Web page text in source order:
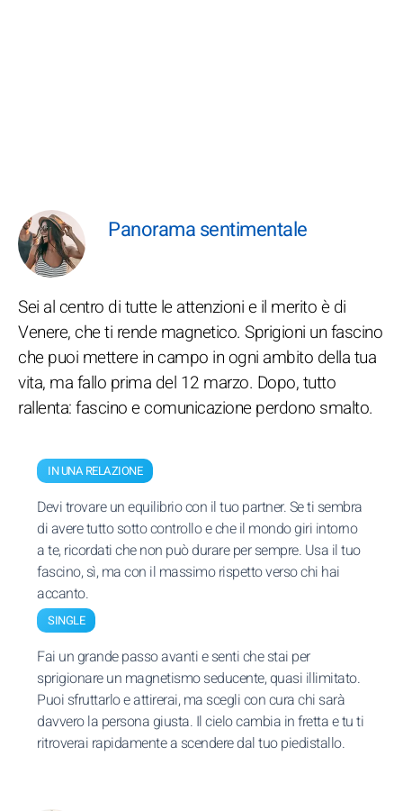
Panorama sentimentale
Sei al centro di tutte le attenzioni e il merito è di
Venere, che ti rende magnetico. Sprigioni un fascino
che puoi mettere in campo in ogni ambito della tua
vita, ma fallo prima del 12 marzo. Dopo, tutto
rallenta: fascino e comunicazione perdono smalto.
IN UNA RELAZIONE
Devi trovare un equilibrio con il tuo partner. Se ti sembra
di avere tutto sotto controllo e che il mondo giri intorno
a te, ricordati che non può durare per sempre. Usa il tuo
fascino, sì, ma con il massimo rispetto verso chi hai
accanto.
SINGLE
Fai un grande passo avanti e senti che stai per
sprigionare un magnetismo seducente, quasi illimitato.
Puoi sfruttarlo e attirerai, ma scegli con cura chi sarà
davvero la persona giusta. Il cielo cambia in fretta e tu ti
ritroverai rapidamente a scendere dal tuo piedistallo.